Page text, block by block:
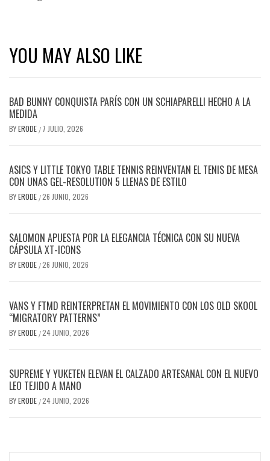
YOU MAY ALSO LIKE
BAD BUNNY CONQUISTA PARÍS CON UN SCHIAPARELLI HECHO A LA
MEDIDA
BYERODE / 7 JULIO, 2026
ASICS Y LITTLE TOKYO TABLE TENNIS REINVENTAN EL TENIS DE MESA
CON UNAS GEL-RESOLUTION 5 LLENAS DE ESTILO
BYERODE /26 JUNIO, 2026
SALOMON APUESTA POR LA ELEGANCIA TÉCNICA CON SU NUEVA
CÁPSULA XT-ICONS
BYERODE /26 JUNIO, 2026
VANS Y FTMD REINTERPRETAN EL MOVIMIENTO CON LOS OLD SKOOL
“MIGRATORY PATTERNS”
BYERODE /24 JUNIO, 2026
SUPREME Y YUKETEN ELEVAN EL CALZADO ARTESANAL CON EL NUEVO
LEO TEJIDO A MANO
BYERODE /24 JUNIO, 2026